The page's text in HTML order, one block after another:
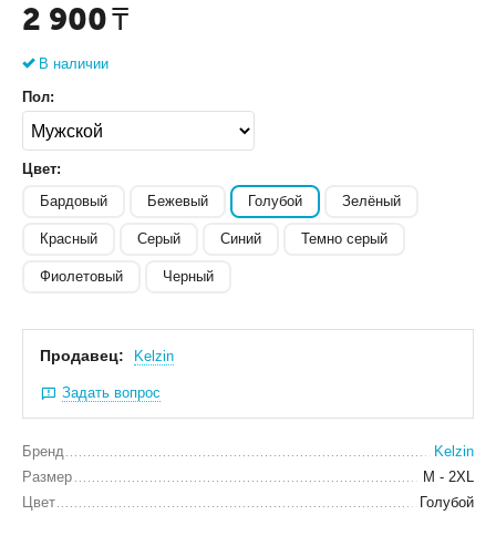
2 900 ₸
В наличии
Пол:
Цвет:
Бардовый
Бежевый Голубой Зелёный
Красный Серый Синий Темно серый
Фиолетовый Черный
Продавец: Kelzin
Задать вопрос
Бренд
Kelzin
Размер
M - 2XL
Цвет
Голубой